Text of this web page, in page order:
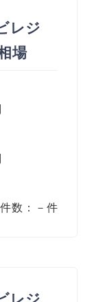
レジ
場
数：－件
レジ